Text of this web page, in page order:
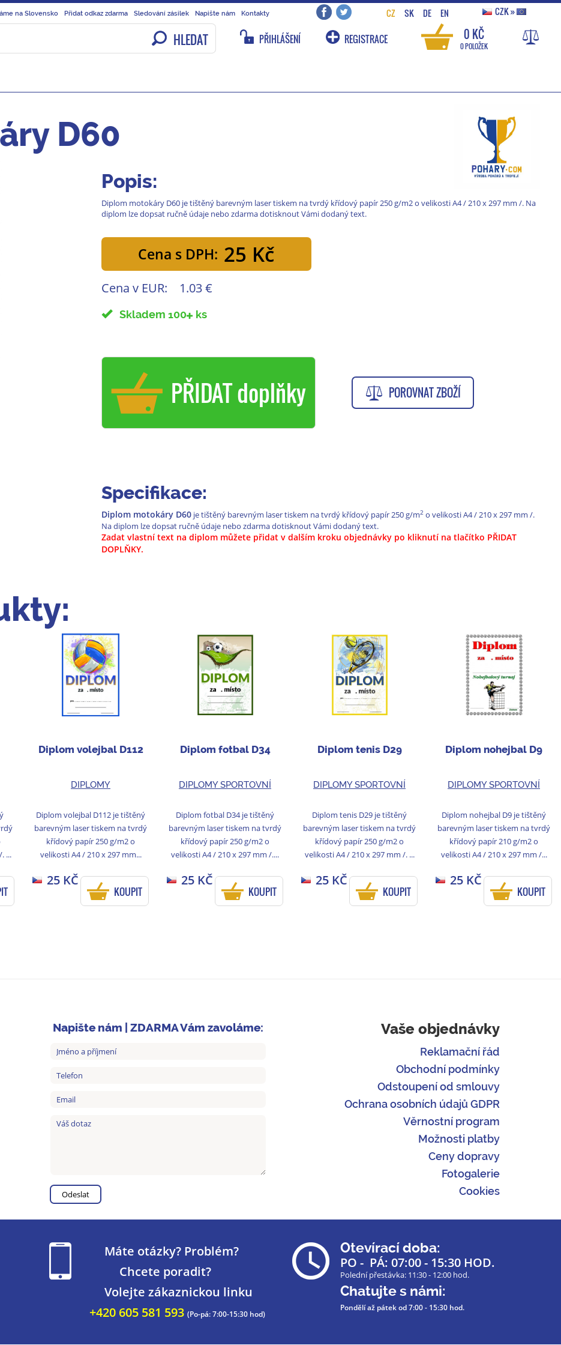
na Slovensko Přidat odkaz zdarma Sledování zásilek Napište nám Kontakty CZ SK DE EN CZK»
HLEDAT PŘIHLÁŠENÍ REGISTRACE 0 KČ
0 POLOŽEK
D60
Popis:
Diplom motokáry D60 je tištěný barevným laser tiskem na tvrdý křídový papír 250 g/m2 o velikosti A4 / 210 x 297 mm /. Na
diplom lze dopsat ručně údaje nebo zdarma dotisknout Vámi dodaný text.
Cena s DPH: 25 Kč
Cena v EUR: 1.03 €
Skladem 100 ks
PŘIDAT doplňky POROVNAT ZBOŽÍ
Specifikace:
Diplom motokáry D60je tištěný barevným laser tiskem na tvrdý křídový papír 250 g/m2o velikosti A4 / 210 x 297 mm /.
Na diplom lze dopsat ručně údaje nebo zdarma dotisknout Vámi dodaný text.
Zadat vlastní text na diplom můžete přidat v dalším kroku objednávky po kliknutí na tlačítko PŘIDAT
DOPLŇKY.
...
Diplom volejbal D112
DIPLOMY
Diplom volejbal D112 je tištěný
barevným laser tiskem na tvrdý
křídový papír 250 g/m2 o
velikosti A4 / 210 x 297 mm...
25 KČ
KOUPIT
Diplom fotbal D34
DIPLOMY SPORTOVNÍ
Diplom fotbal D34 je tištěný
barevným laser tiskem na tvrdý
křídový papír 250 g/m2 o
velikosti A4 / 210 x 297 mm /....
25 KČ
KOUPIT
Diplom tenis D29
DIPLOMY SPORTOVNÍ
Diplom tenis D29 je tištěný
barevným laser tiskem na tvrdý
křídový papír 250 g/m2 o
velikosti A4 / 210 x 297 mm /. ...
25 KČ
KOUPIT
Diplom nohejbal D9
DIPLOMY SPORTOVNÍ
Diplom nohejbal D9 je tištěný
barevným laser tiskem na tvrdý
křídový papír 210 g/m2 o
velikosti A4 / 210 x 297 mm /...
25 KČ
KOUPIT
Napište nám | ZDARMA Vám zavoláme: Vaše objednávky
Reklamační řád
Obchodní podmínky
Odstoupení od smlouvy
Ochrana osobních údajů GDPR
Věrnostní program
Možnosti platby
Ceny dopravy
Fotogalerie
Cookies
Máte otázky? Problém?
Chcete poradit?
Volejte zákaznickou linku
+420 605 581 593 (Po-pá: 7:00-15:30 hod)
Otevírací doba:
PO - PÁ: 07:00 - 15:30 HOD.
Polední přestávka: 11:30 - 12:00 hod.
Chatujte s námi:
Pondělí až pátekod 7:00 - 15:30 hod.